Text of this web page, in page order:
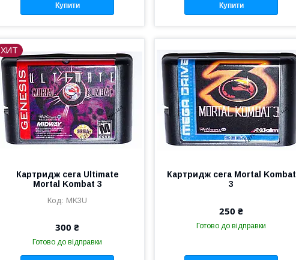
Купити Купити
ХИТ
Картридж сега Ultimate
Mortal Kombat 3
MK3U
300 ₴
Готово до відправки
Картридж сега Mortal Kombat
3
250 ₴
Готово до відправки